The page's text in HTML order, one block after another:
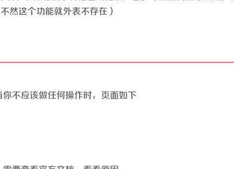
然这个功能就外表不存在）
不应该做任何操作时，页面如下